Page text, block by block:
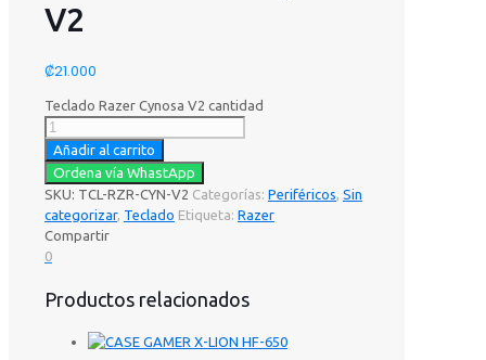
V2
₡21.000
Teclado Razer Cynosa V2 cantidad
Añadir al carrito
Ordena vía WhastApp
SKU: TCL-RZR-CYN-V2 Categorías: Periféricos, Sin
categorizar, Teclado Etiqueta: Razer
Compartir
0
Productos relacionados